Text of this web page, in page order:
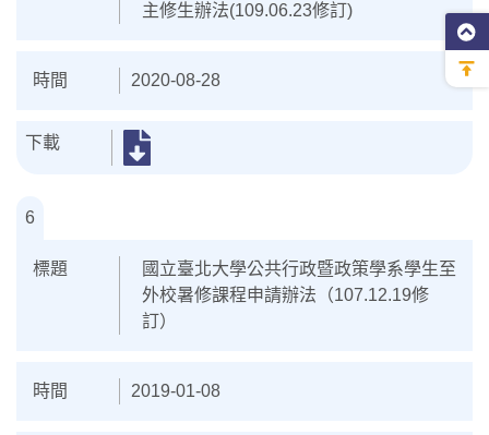
主修生辦法(109.06.23修訂)
2020-08-28
6
國立臺北大學公共行政暨政策學系學生至
外校暑修課程申請辦法（107.12.19修
訂）
2019-01-08